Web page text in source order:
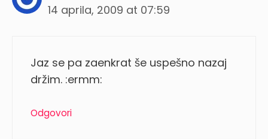
14 aprila, 2009 at 07:59
Jaz se pa zaenkrat še uspešno nazaj
držim. :ermm:
Odgovori